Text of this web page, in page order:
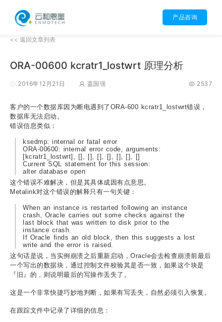
产品咨询
<< 返回文章列表
ORA-00600 kcratr1_lostwrt 原理分析
2016年12月21日 盖国强 2537
客户的一个数据库因为断电遇到了ORA-600 kcratr1_lostwrt错误，
数据库无法启动。
错误信息类似：
ksedmp: internal or fatal error
ORA-00600: internal error code, arguments:
[kcratr1_lostwrt], [], [], [], [], [], [], []
Current SQL statement for this session:
alter database open
这个错误不难解决，但是其具体成因有点意思。
Metalink对这个错误的解释只有一句关键：
When an instance is restarted following an instance
crash, Oracle carries out some checks against the
last block that was written to disk prior to the
instance crash.
If Oracle finds an old block, then this suggests a lost
write and the error is raised.
这句话是说，当实例崩溃之后重新启动，Oracle会去检查崩溃前最后
一个写出的数据块，通过控制文件校验其是否一致，如果这个块是
『旧』的，则说明最后的写操作丢失了。
这是一个非常快捷巧妙地判断，如果有写丢失，自然必须引入恢复。
在跟踪文件中记录了详细的信息：